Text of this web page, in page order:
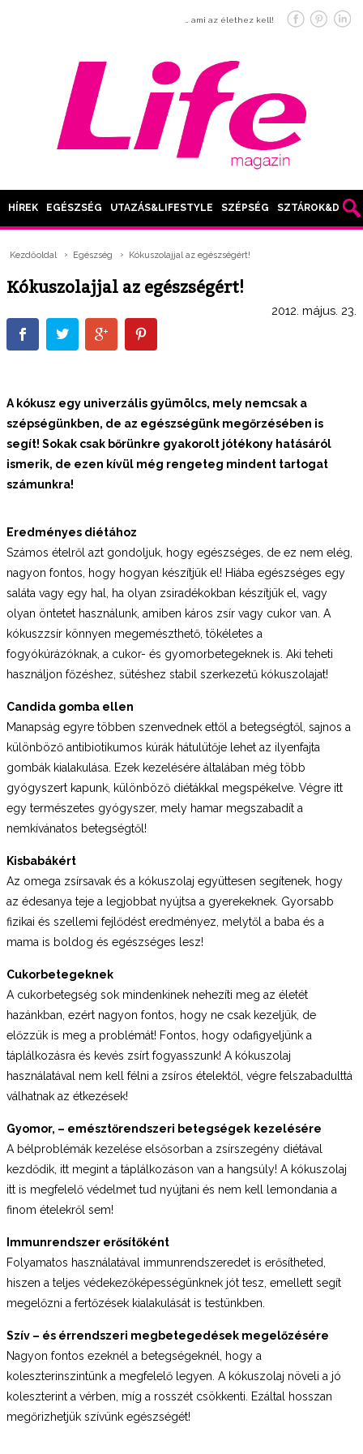
… ami az élethez kell!
HÍREK EGÉSZSÉG UTAZÁS&LIFESTYLE SZÉPSÉG SZTÁROK&DIVAT
Kezdőoldal Egészség Kókuszolajjal az egészségért!
Kókuszolajjal az egészségért!
2012. május. 23.
A kókusz egy univerzális gyümölcs, mely nemcsak a
szépségünkben, de az egészségünk megőrzésében is
segít! Sokak csak bőrünkre gyakorolt jótékony hatásáról
ismerik, de ezen kívül még rengeteg mindent tartogat
számunkra!
Eredményes diétához
Számos ételről azt gondoljuk, hogy egészséges, de ez nem elég,
nagyon fontos, hogy hogyan készítjük el! Hiába egészséges egy
saláta vagy egy hal, ha olyan zsiradékokban készítjük el, vagy
olyan öntetet használunk, amiben káros zsír vagy cukor van. A
kókuszzsír könnyen megemészthető, tökéletes a
fogyókúrázóknak, a cukor- és gyomorbetegeknek is. Aki teheti
használjon főzéshez, sütéshez stabil szerkezetű kókuszolajat!
Candida gomba ellen
Manapság egyre többen szenvednek ettől a betegségtől, sajnos a
különböző antibiotikumos kúrák hátulütője lehet az ilyenfajta
gombák kialakulása. Ezek kezelésére általában még több
gyógyszert kapunk, különböző diétákkal megspékelve. Végre itt
egy természetes gyógyszer, mely hamar megszabadít a
nemkívánatos betegségtől!
Kisbabákért
Az omega zsírsavak és a kókuszolaj együttesen segítenek, hogy
az édesanya teje a legjobbat nyújtsa a gyerekeknek. Gyorsabb
fizikai és szellemi fejlődést eredményez, melytől a baba és a
mama is boldog és egészséges lesz!
Cukorbetegeknek
A cukorbetegség sok mindenkinek nehezíti meg az életét
hazánkban, ezért nagyon fontos, hogy ne csak kezeljük, de
előzzük is meg a problémát! Fontos, hogy odafigyeljünk a
táplálkozásra és kevés zsírt fogyasszunk! A kókuszolaj
használatával nem kell félni a zsíros ételektől, végre felszabadulttá
válhatnak az étkezések!
Gyomor, – emésztőrendszeri betegségek kezelésére
A bélproblémák kezelése elsősorban a zsírszegény diétával
kezdődik, itt megint a táplálkozáson van a hangsúly! A kókuszolaj
itt is megfelelő védelmet tud nyújtani és nem kell lemondania a
finom ételekről sem!
Immunrendszer erősítőként
Folyamatos használatával immunrendszeredet is erősítheted,
hiszen a teljes védekezőképességünknek jót tesz, emellett segít
megelőzni a fertőzések kialakulását is testünkben.
Szív – és érrendszeri megbetegedések megelőzésére
Nagyon fontos ezeknél a betegségeknél, hogy a
koleszterinszintünk a megfelelő legyen. A kókuszolaj növeli a jó
koleszterint a vérben, míg a rosszét csökkenti. Ezáltal hosszan
megőrizhetjük szívünk egészségét!